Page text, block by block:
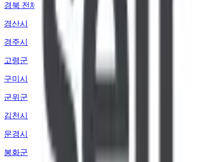
경북 전체
경산시
경주시
고령군
구미시
군위군
김천시
문경시
봉화군